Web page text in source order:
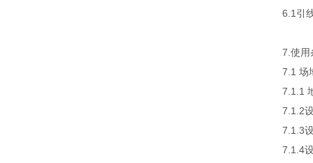
6.1引
7.使用
7.1 场
7.1.1
7.1.2
7.1.3
7.1.4